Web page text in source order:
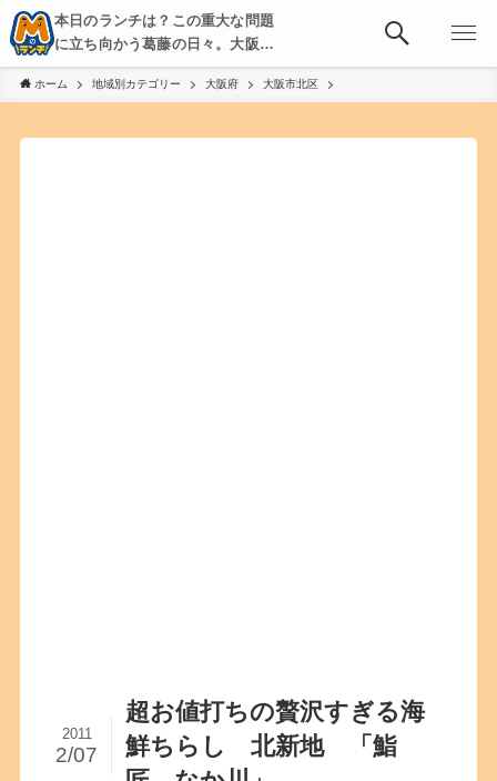
本日のランチは？この重大な問題
に立ち向かう葛藤の日々。大阪・
京都・神戸を中心とした食べ歩
き、飲み歩きを綴る。
ホーム 地域別カテゴリー 大阪府 大阪市北区
超お値打ちの贅沢すぎる海
鮮ちらし 北新地 「鮨
2011
2/07